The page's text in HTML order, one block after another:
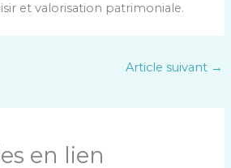
et valorisation patrimoniale.
Article suivant →
en lien